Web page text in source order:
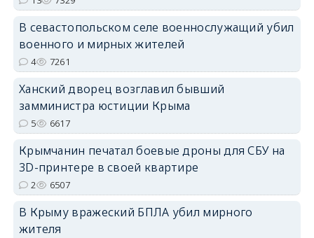
erid: 2SDnjdvhGXG
В севастопольском селе военнослужащий убил
военного и мирных жителей
4 7261
Ханский дворец возглавил бывший
замминистра юстиции Крыма
5 6617
Крымчанин печатал боевые дроны для СБУ на
3D-принтере в своей квартире
2 6507
В Крыму вражеский БПЛА убил мирного
жителя